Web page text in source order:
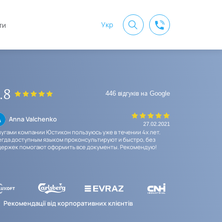
Укр
446 відгуків на Google
Anna Valchenko
27.02.2021
компании Юстикон пользуюсь уже в течении 4х лет.
доступным языком проконсультируют и быстро, без
помогают оформить все документы. Рекомендую!
Рекомендації від корпоративних клієнтів